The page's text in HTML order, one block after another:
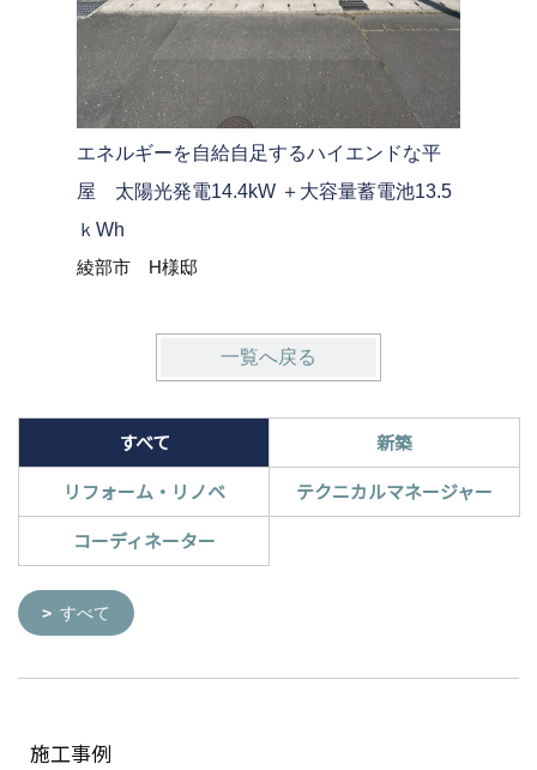
エネルギーを自給自足するハイエンドな平
屋 太陽光発電14.4kW ＋大容量蓄電池13.5
ｋWh
綾部市 H様邸
一覧へ戻る
すべて
新築
リフォーム・リノベ
テクニカルマネージャー
コーディネーター
すべて
施工事例